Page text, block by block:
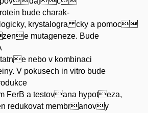
bude charak-
krystalogra cky a pomoc
mutageneze. Bude
nebo v kombinaci
V pokusech in vitro bude
FerB a testovana hypoteza,
redukovat membranovy